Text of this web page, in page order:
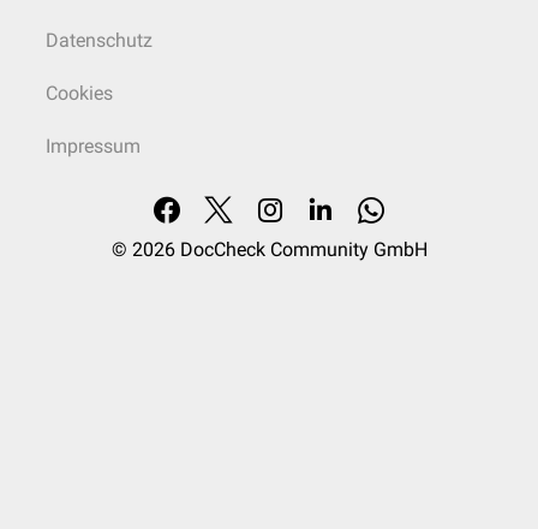
Datenschutz
Cookies
Impressum
© 2026 DocCheck Community GmbH